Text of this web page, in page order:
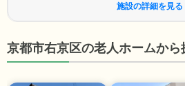
施設の詳細を見る
京都市右京区の老人ホームから